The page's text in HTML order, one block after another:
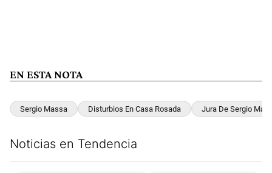
EN ESTA NOTA
Sergio Massa Disturbios En Casa Rosada Jura De Sergio
Noticias en Tendencia